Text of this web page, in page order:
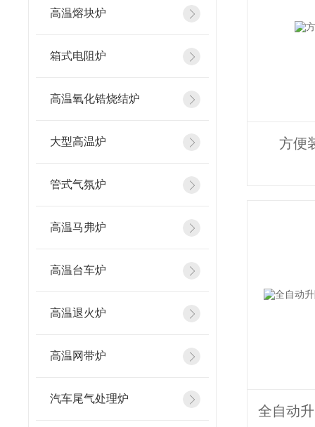
高温熔块炉
箱式电阻炉
高温氧化锆烧结炉
大型高温炉
管式气氛炉
高温马弗炉
高温台车炉
高温退火炉
高温网带炉
汽车尾气处理炉
方便